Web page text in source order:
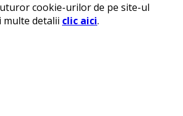
cookie-urilor de pe site-ul
multe detalii clic aici.